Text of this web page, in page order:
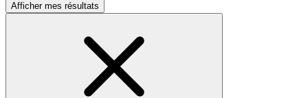
Afficher mes résultats